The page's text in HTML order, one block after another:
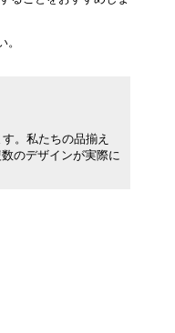
。
。私たちの品揃え
のデザインが実際に